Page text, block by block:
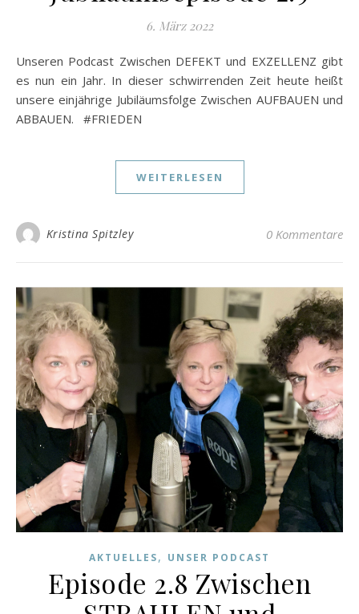
6. März 2022
Unseren Podcast Zwischen DEFEKT und EXZELLENZ gibt
es nun ein Jahr. In dieser schwirrenden Zeit heute heißt
unsere einjährige Jubiläumsfolge Zwischen AUFBAUEN und
ABBAUEN. #FRIEDEN
WEITERLESEN
Kristina Spitzley 0 Kommentare
AKTUELLES, UNSER PODCAST
Episode 2.8 Zwischen